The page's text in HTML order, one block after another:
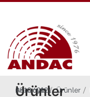
Ürünler
Anasayfa Ürünler
0810 60121